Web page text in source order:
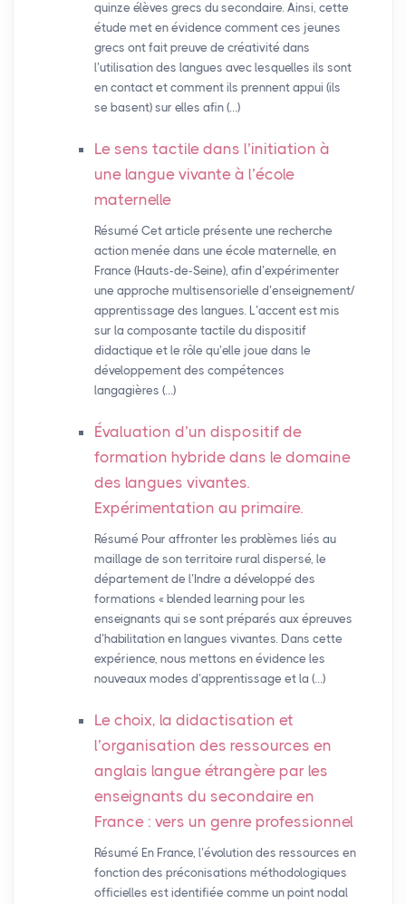
quinze élèves grecs du secondaire. Ainsi, cette
étude met en évidence comment ces jeunes
grecs ont fait preuve de créativité dans
l’utilisation des langues avec lesquelles ils sont
en contact et comment ils prennent appui (ils
se basent) sur elles afin (…)
Le sens tactile dans l’initiation à
une langue vivante à l’école
maternelle
Résumé Cet article présente une recherche
action menée dans une école maternelle, en
France (Hauts-de-Seine), afin d’expérimenter
une approche multisensorielle d’enseignement/
apprentissage des langues. L’accent est mis
sur la composante tactile du dispositif
didactique et le rôle qu’elle joue dans le
développement des compétences
langagières (…)
Évaluation d’un dispositif de
formation hybride dans le domaine
des langues vivantes.
Expérimentation au primaire.
Résumé Pour affronter les problèmes liés au
maillage de son territoire rural dispersé, le
département de l’Indre a développé des
formations « blended learning pour les
enseignants qui se sont préparés aux épreuves
d’habilitation en langues vivantes. Dans cette
expérience, nous mettons en évidence les
nouveaux modes d’apprentissage et la (…)
Le choix, la didactisation et
l’organisation des ressources en
anglais langue étrangère par les
enseignants du secondaire en
France : vers un genre professionnel
Résumé En France, l’évolution des ressources en
fonction des préconisations méthodologiques
officielles est identifiée comme un point nodal